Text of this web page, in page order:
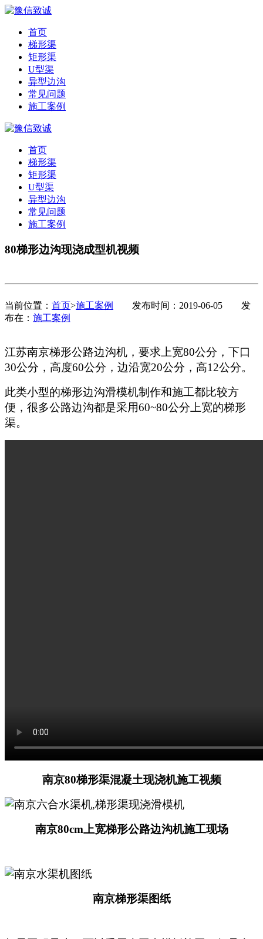
首页
梯形渠
矩形渠
U型渠
异型边沟
常见问题
施工案例
首页
梯形渠
矩形渠
U型渠
异型边沟
常见问题
施工案例
80梯形边沟现浇成型机视频
当前位置： 首页>施工案例 发布时间：2019-06-05
发
布在： 施工案例
江苏南京梯形公路边沟机，要求上宽80公分，下口
30公分，高度60公分，边沿宽20公分，高12公分。
此类小型的梯形边沟滑模机制作和施工都比较方
便，很多公路边沟都是采用60~80公分上宽的梯形
渠。
南京80梯形渠混凝土现浇机施工视频
南京80cm上宽梯形公路边沟机施工现场
南京梯形渠图纸